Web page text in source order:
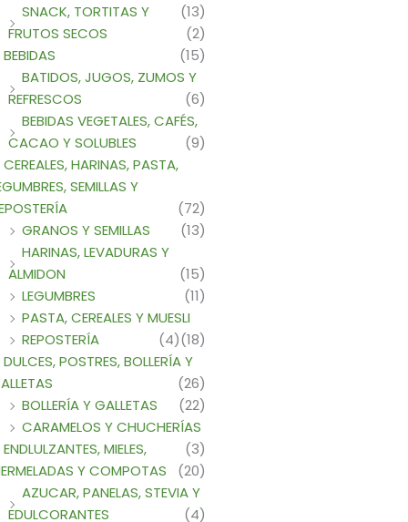
(13)
SNACK, TORTITAS Y
FRUTOS SECOS
(2)
BEBIDAS
(15)
BATIDOS, JUGOS, ZUMOS Y
REFRESCOS
(6)
BEBIDAS VEGETALES, CAFÉS,
CACAO Y SOLUBLES
(9)
CEREALES, HARINAS, PASTA,
SEMILLAS Y
(72)
GRANOS Y SEMILLAS
(13)
HARINAS, LEVADURAS Y
ALMIDON
(15)
LEGUMBRES
(11)
PASTA, CEREALES Y MUESLI
(18)
REPOSTERÍA
(4)
DULCES, POSTRES, BOLLERÍA Y
(26)
BOLLERÍA Y GALLETAS
(22)
CARAMELOS Y CHUCHERÍAS
(3)
ENDLULZANTES, MIELES,
Y COMPOTAS
(20)
AZUCAR, PANELAS, STEVIA Y
EDULCORANTES
(4)